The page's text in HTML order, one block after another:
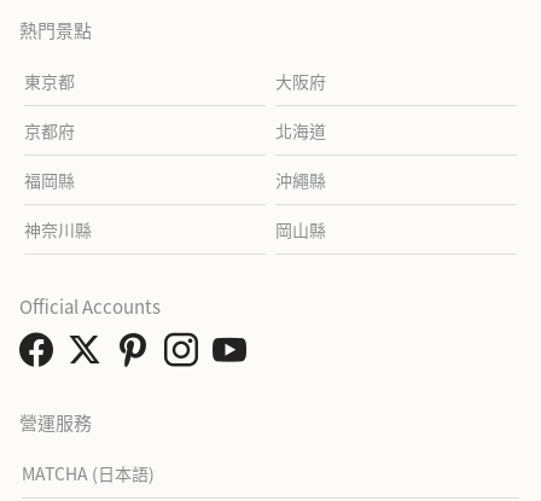
熱門景點
東京都 大阪府
京都府 北海道
福岡縣 沖繩縣
神奈川縣 岡山縣
營運服務
MATCHA (日本語)
Official Accounts